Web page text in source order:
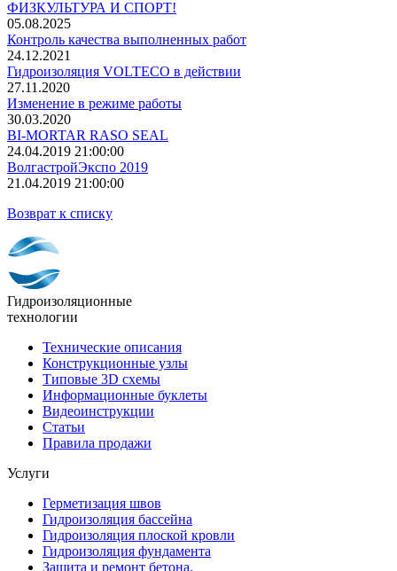
ФИЗКУЛЬТУРА И СПОРТ!
05.08.2025
Контроль качества выполненных работ
24.12.2021
Гидроизоляция VOLTECO в действии
27.11.2020
Изменение в режиме работы
30.03.2020
BI-MORTAR RASO SEAL
24.04.2019 21:00:00
ВолгастройЭкспо 2019
21.04.2019 21:00:00
Возврат к списку
Гидроизоляционные
технологии
Технические описания
Конструкционные узлы
Типовые 3D схемы
Информационные буклеты
Видеоинструкции
Статьи
Правила продажи
Услуги
Герметизация швов
Гидроизоляция бассейна
Гидроизоляция плоской кровли
Гидроизоляция фундамента
Защита и ремонт бетона.